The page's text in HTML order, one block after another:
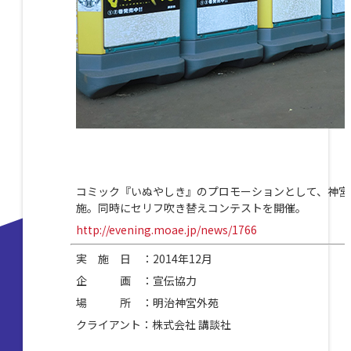
コミック『いぬやしき』のプロモーションとして、神
施。同時にセリフ吹き替えコンテストを開催。
http://evening.moae.jp/news/1766
実 施 日 ：2014年12月
企 画 ：宣伝協力
場 所 ：明治神宮外苑
クライアント：株式会社 講談社